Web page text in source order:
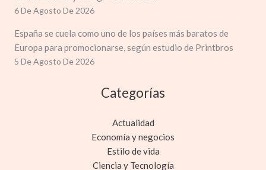
6 De Agosto De 2026
España se cuela como uno de los países más baratos de
Europa para promocionarse, según estudio de Printbros
5 De Agosto De 2026
Categorías
Actualidad
Economía y negocios
Estilo de vida
Ciencia y Tecnología